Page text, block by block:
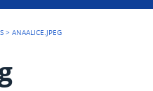
>ANAALICE.JPEG